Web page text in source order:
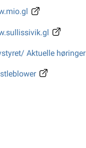
Aktuelle høringer